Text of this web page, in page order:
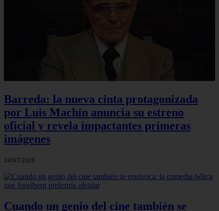
Barreda: la nueva cinta protagonizada
por Luis Machín anuncia su estreno
oficial y revela impactantes primeras
imágenes
24/07/2026
Cuando un genio del cine también se